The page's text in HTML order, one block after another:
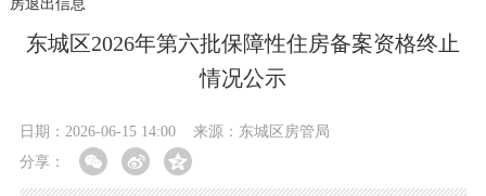
房退出信息
东城区2026年第六批保障性住房备案资格终止
情况公示
日期：2026-06-15 14:00
来源：东城区房管局
分享：